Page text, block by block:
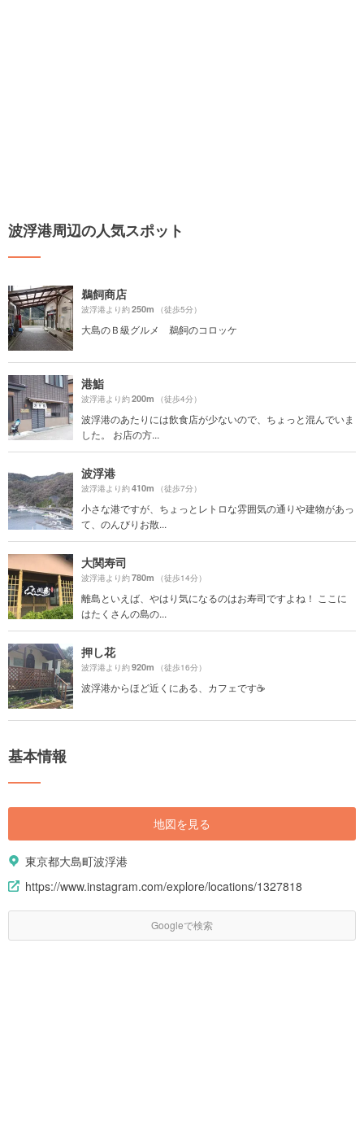
波浮港周辺の人気スポット
鵜飼商店
波浮港より約250m （徒歩5分）
大島のＢ級グルメ 鵜飼のコロッケ
港鮨
波浮港より約200m （徒歩4分）
波浮港のあたりには飲食店が少ないので、ちょっと混んでいま
した。 お店の方...
波浮港
波浮港より約410m （徒歩7分）
小さな港ですが、ちょっとレトロな雰囲気の通りや建物があっ
て、のんびりお散...
大関寿司
波浮港より約780m （徒歩14分）
離島といえば、やはり気になるのはお寿司ですよね！ ここに
はたくさんの島の...
押し花
波浮港より約920m （徒歩16分）
波浮港からほど近くにある、カフェです☕️
基本情報
地図を見る
東京都大島町波浮港
https://www.instagram.com/explore/locations/1327818
Googleで検索